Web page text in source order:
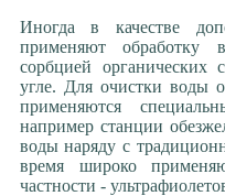
Иногда в качестве
применяют обработку
сорбцией органических
угле. Для очистки воды
применяются
например станции
воды наряду с
время широко
частности -